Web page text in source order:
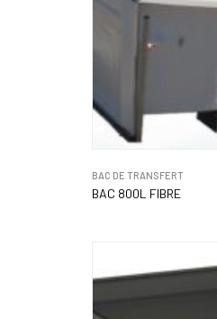
BAC DE TRANSFERT
BAC 800L FIBRE